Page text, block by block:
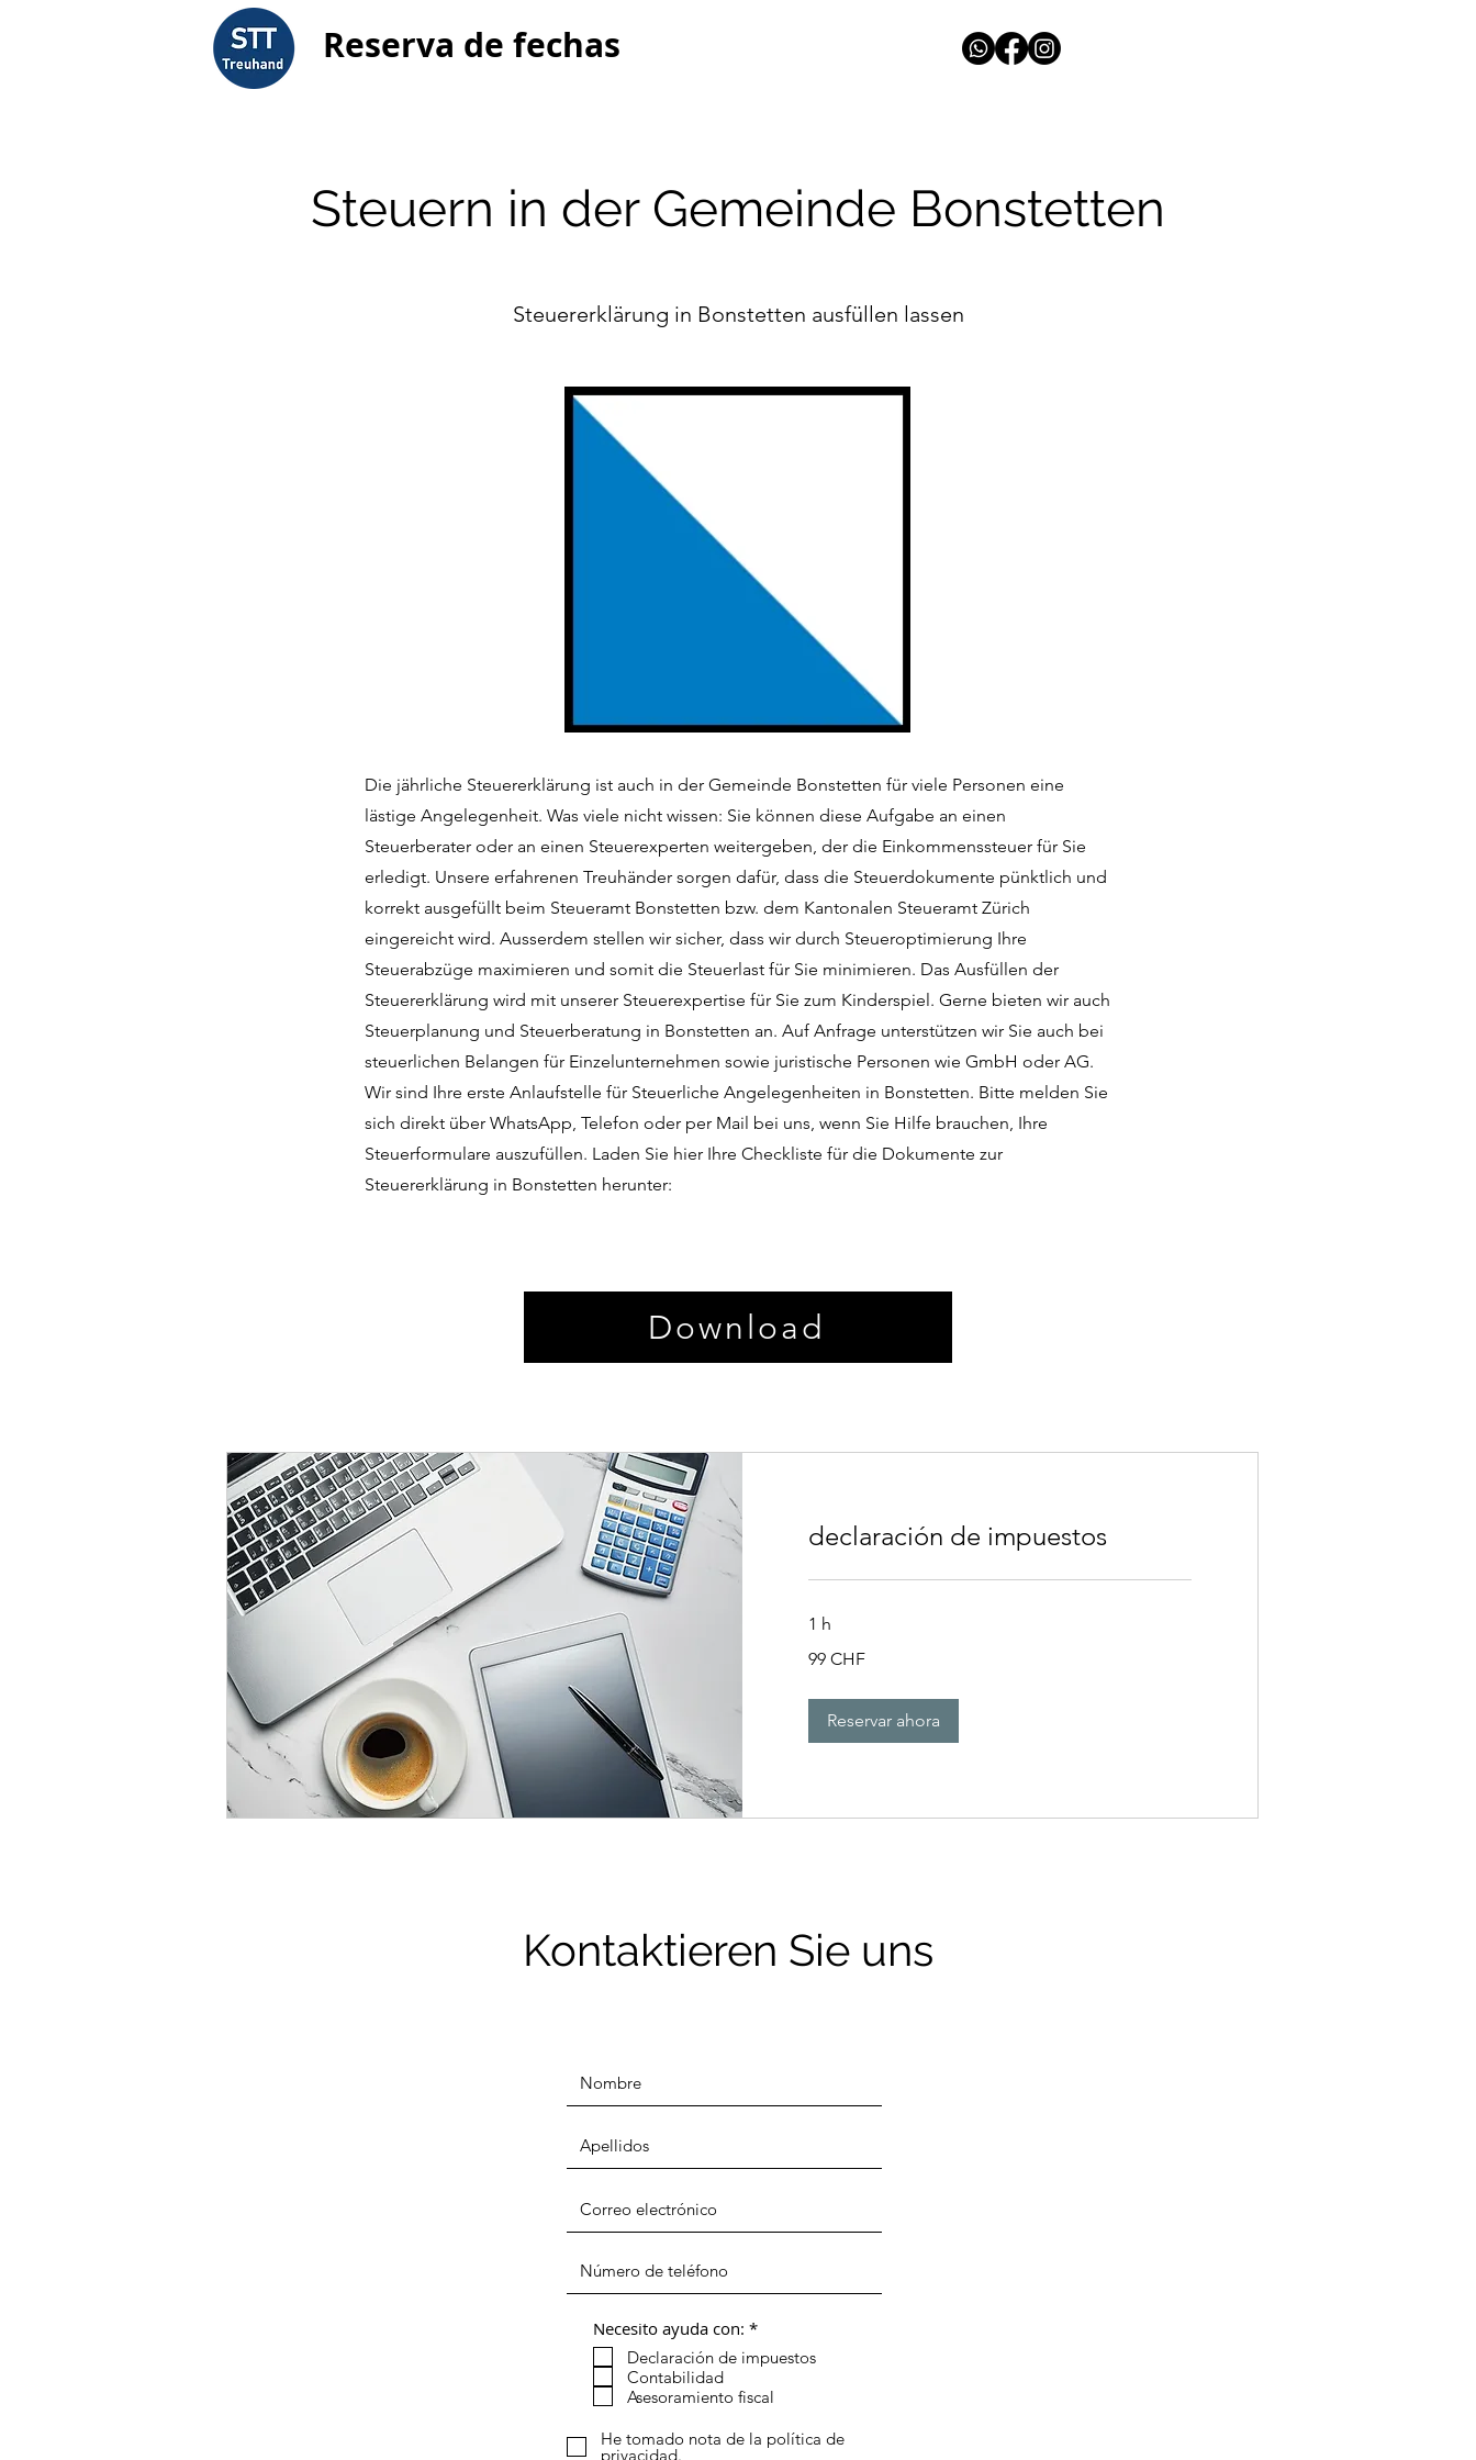
Reserva de fechas
Steuern in der Gemeinde Bonstetten
Steuererklärung in Bonstetten ausfüllen lassen
Die jährliche Steuererklärung ist auch in der Gemeinde Bonstetten für viele Personen eine
lästige Angelegenheit. Was viele nicht wissen: Sie können diese Aufgabe an einen
Steuerberater oder an einen Steuerexperten weitergeben, der die Einkommenssteuer für Sie
erledigt. Unsere erfahrenen Treuhänder sorgen dafür, dass die Steuerdokumente pünktlich und
korrekt ausgefüllt beim Steueramt Bonstetten bzw. dem Kantonalen Steueramt Zürich
eingereicht wird. Ausserdem stellen wir sicher, dass wir durch Steueroptimierung Ihre
Steuerabzüge maximieren und somit die Steuerlast für Sie minimieren. Das Ausfüllen der
Steuererklärung wird mit unserer Steuerexpertise für Sie zum Kinderspiel. Gerne bieten wir auch
Steuerplanung und Steuerberatung in Bonstetten an. Auf Anfrage unterstützen wir Sie auch bei
steuerlichen Belangen für Einzelunternehmen sowie juristische Personen wie GmbH oder AG.
Wir sind Ihre erste Anlaufstelle für Steuerliche Angelegenheiten in Bonstetten. Bitte melden Sie
sich direkt über WhatsApp, Telefon oder per Mail bei uns, wenn Sie Hilfe brauchen, Ihre
Steuerformulare auszufüllen. Laden Sie hier Ihre Checkliste für die Dokumente zur
Steuererklärung in Bonstetten herunter:
Download
declaración de impuestos
1 h
francos
99 CHF
Reservar ahora
Kontaktieren Sie uns
Necesito ayuda con: *O
l
g
a
o
Declaración de impuestos
Contabilidad
Asesoramiento fiscal
He tomado nota de la política de
privacidad.